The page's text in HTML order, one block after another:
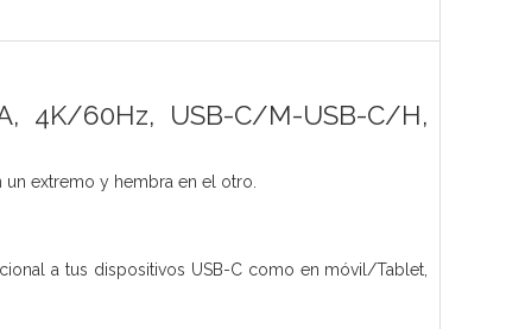
4K/60Hz, USB-C/M-USB-C/H,
extremo y hembra en el otro.
a tus dispositivos USB-C como en móvil/Tablet,